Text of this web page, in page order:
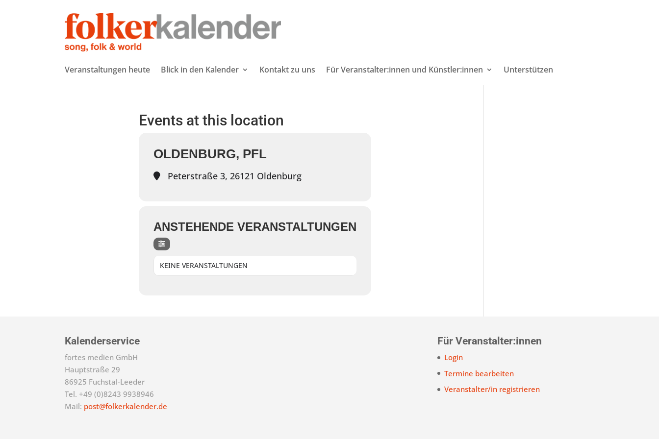
Veranstaltungen heute Blick in den Kalender Kontakt zu uns Für Veranstalter:innen und Künstler:innen Unterstützen
Events at this location
OLDENBURG, PFL
Peterstraße 3, 26121 Oldenburg
ANSTEHENDE VERANSTALTUNGEN
KEINE VERANSTALTUNGEN
Kalenderservice
fortes medien GmbH
Hauptstraße 29
86925 Fuchstal-Leeder
Tel. +49 (0)8243 9938946
Mail: post@folkerkalender.de
Für Veranstalter:innen
Login
Termine bearbeiten
Veranstalter/in registrieren